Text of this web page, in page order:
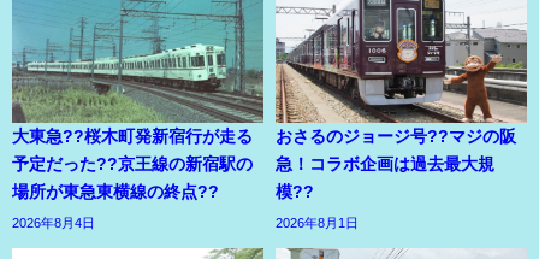
大東急??桜木町発新宿行が走る
予定だった??京王線の新宿駅の
場所が東急東横線の終点??
2026年8月4日
おさるのジョージ号??マジの阪
急！コラボ企画は過去最大規
模??
2026年8月1日